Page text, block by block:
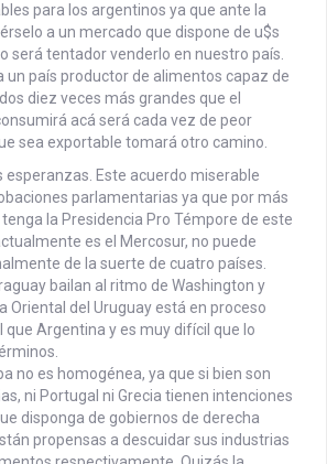
para los argentinos ya que ante la
a un mercado que dispone de u$s
será tentador venderlo en nuestro país.
un país productor de alimentos capaz de
diez veces más grandes que el
acá será cada vez de peor
sea exportable tomará otro camino.
esperanzas. Este acuerdo miserable
parlamentarias ya que por más
la Presidencia Pro Témpore de este
es el Mercosur, no puede
de la suerte de cuatro países.
bailan al ritmo de Washington y
Oriental del Uruguay está en proceso
que Argentina y es muy difícil que lo
no es homogénea, ya que si bien son
ni Portugal ni Grecia tienen intenciones
disponga de gobiernos de derecha
propensas a descuidar sus industrias